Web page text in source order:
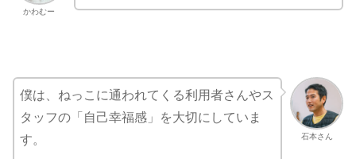
かわむー
石本さん
僕は、ねっこに通われてくる利用者さんやス
タッフの「自己幸福感」を大切にしていま
す。